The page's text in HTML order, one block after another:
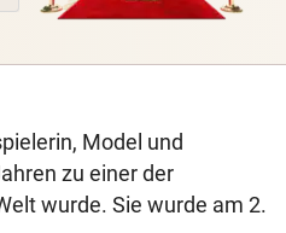
Model und
zu einer der
wurde. Sie wurde am 2.